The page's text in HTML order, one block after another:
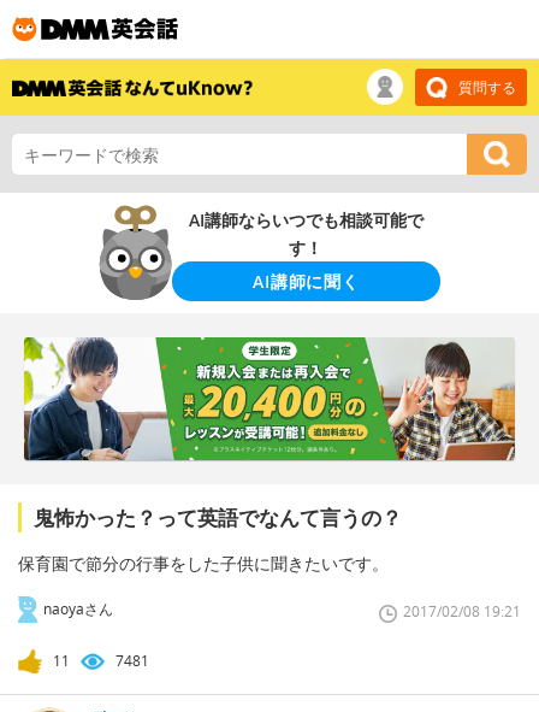
質問する
AI講師ならいつでも相談可能で
す！
AI講師に聞く
鬼怖かった？って英語でなんて言うの？
保育園で節分の行事をした子供に聞きたいです。
naoyaさん 2017/02/08 19:21
11 7481